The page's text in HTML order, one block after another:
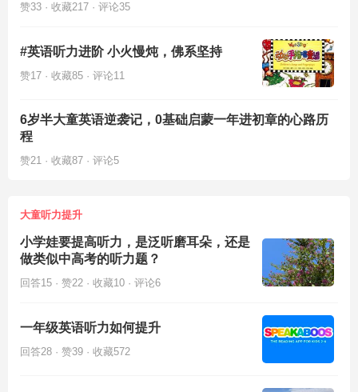
赞33 · 收藏217 · 评论35
#英语听力进阶 小火慢炖，佛系坚持
赞17 · 收藏85 · 评论11
6岁半大童英语逆袭记，0基础启蒙一年进初章的心路历
程
赞21 · 收藏87 · 评论5
大童听力提升
小学娃要提高听力，是泛听磨耳朵，还是
做类似中高考的听力题？
回答15 · 赞22 · 收藏10 · 评论6
一年级英语听力如何提升
回答28 · 赞39 · 收藏572